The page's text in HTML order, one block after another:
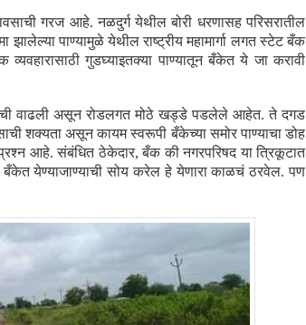
गरज आहे. नळदुर्ग येथील बोरी धरणासह परिसरातील
पाण्यामुळे येथील राष्ट्रीय महामार्गा लगत स्टेट बँक
गुडघ्याइतक्या पाण्यातून बँकेत ये जा करावी
उंची वाढली असून रोडलगत मोठे खड्डे पडलेले आहेत. ते दगड
शक्यता असून कायम स्वरूपी बँकेच्या समोर पाण्याचा डोह
आहे. संबंधित ठेकेदार, बँक की नगरपरिषद या त्रिकूटात
येण्याजाण्याची सोय करेल हे येणारा काळचं ठरवेल. पण